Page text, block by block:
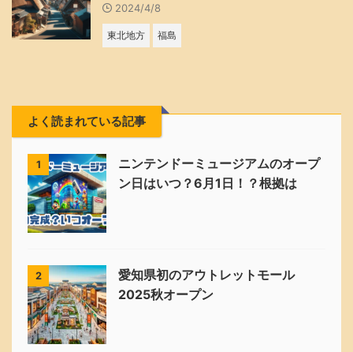
2024/4/8
東北地方 福島
よく読まれている記事
1
ニンテンドーミュージアムのオープ
ン日はいつ？6月1日！？根拠は
2
愛知県初のアウトレットモール
2025秋オープン